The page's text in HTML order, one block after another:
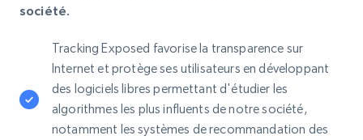
société.
Tracking Exposed favorise la transparence sur
Internet et protège ses utilisateurs en développant
des logiciels libres permettant d'étudier les
algorithmes les plus influents de notre société,
notamment les systèmes de recommandation des